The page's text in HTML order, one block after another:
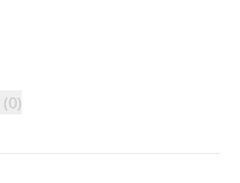
(0)